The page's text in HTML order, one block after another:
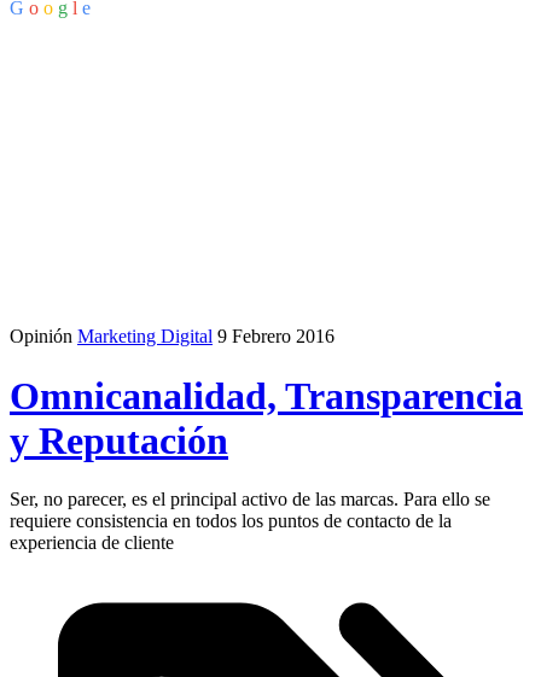
G o o g l e
Opinión Marketing Digital 9 Febrero 2016
Omnicanalidad, Transparencia
y Reputación
Ser, no parecer, es el principal activo de las marcas. Para ello se
requiere consistencia en todos los puntos de contacto de la
experiencia de cliente